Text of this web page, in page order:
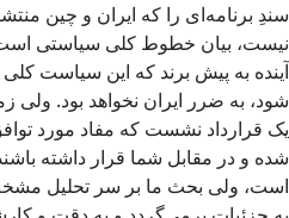
سندِ برنامه‌ای را که ایران و چین
نیست، بیان خطوط کلی سیاستی
آینده به پیش برند که این سیاست کلی
شود، به ضرر ایران نخواهد بود. ولی
یک قرارداد نشست که مفاد مورد
شده و در مقابل شما قرار داشته
است، ولی بحث ما بر سر تحلیل